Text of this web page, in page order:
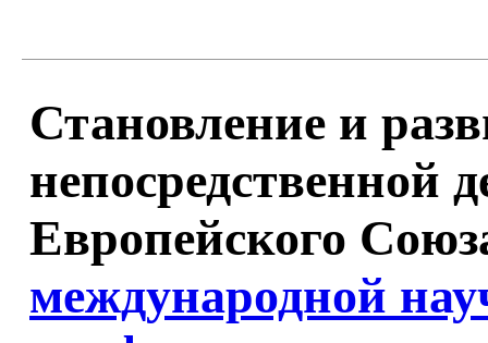
Становление и
непосредственной
Европейского
международной